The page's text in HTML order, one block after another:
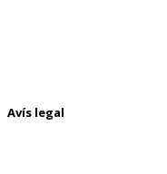
Avís legal